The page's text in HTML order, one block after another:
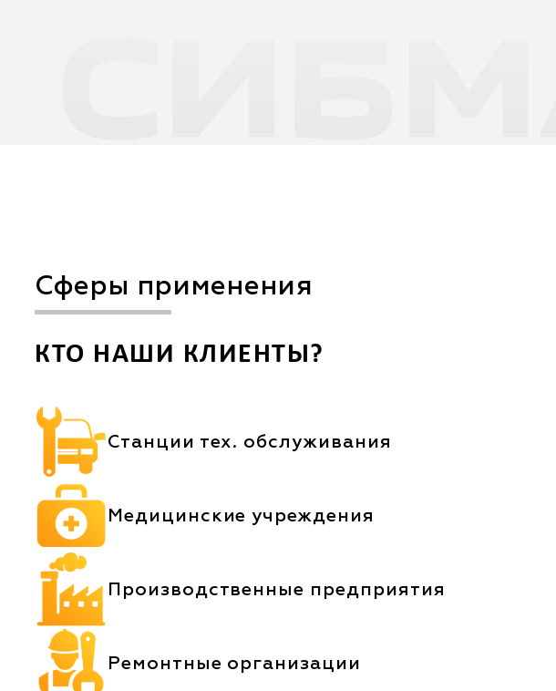
Сферы применения
КТО НАШИ КЛИЕНТЫ?
Станции тех. обслуживания
Медицинские учреждения
Производственные предприятия
Ремонтные организации